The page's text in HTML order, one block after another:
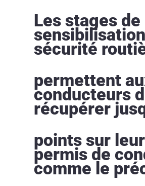
Les stages de
sécurité
permettent
conducteurs
récupérer
points sur leur
permis de
comme le